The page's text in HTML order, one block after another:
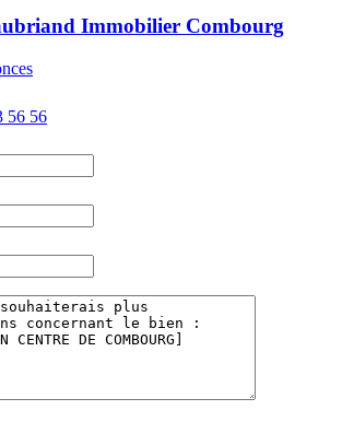
Immobilier Combourg
56 56